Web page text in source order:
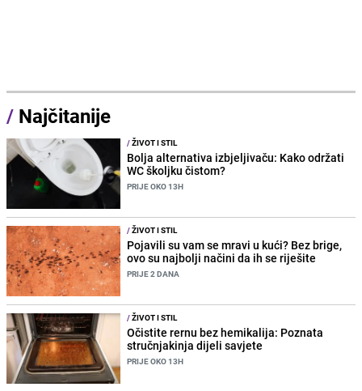
/ Najčitanije
/ŽIVOT I STIL
Bolja alternativa izbjeljivaču: Kako održati
WC školjku čistom?
PRIJE OKO 13H
/ŽIVOT I STIL
Pojavili su vam se mravi u kući? Bez brige,
ovo su najbolji načini da ih se riješite
PRIJE 2 DANA
/ŽIVOT I STIL
Očistite rernu bez hemikalija: Poznata
stručnjakinja dijeli savjete
PRIJE OKO 13H